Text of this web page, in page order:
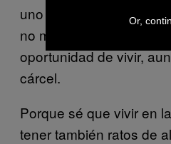
uno o dos segundos, no
no muy claro, y
oportunidad de vivir,
cárcel.
Porque sé que vivir en
tener también ratos de
Or,